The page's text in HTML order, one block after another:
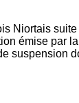
Niortais suite
émise par la
suspension